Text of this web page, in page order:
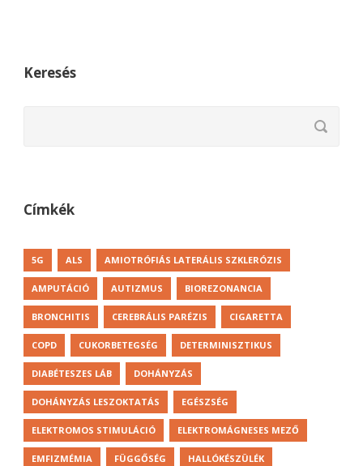
Keresés
Címkék
5G ALS AMIOTRÓFIÁS LATERÁLIS SZKLERÓZIS
AMPUTÁCIÓ AUTIZMUS BIOREZONANCIA
BRONCHITIS CEREBRÁLIS PARÉZIS CIGARETTA
COPD CUKORBETEGSÉG DETERMINISZTIKUS
DIABÉTESZES LÁB DOHÁNYZÁS
DOHÁNYZÁS LESZOKTATÁS EGÉSZSÉG
ELEKTROMOS STIMULÁCIÓ ELEKTROMÁGNESES MEZŐ
EMFIZMÉMIA FÜGGŐSÉG HALLÓKÉSZÜLÉK